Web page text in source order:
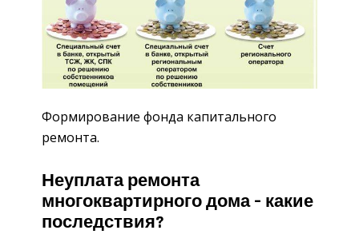
Формирование фонда капитального
ремонта.
Неуплата ремонта
многоквартирного дома – какие
последствия?